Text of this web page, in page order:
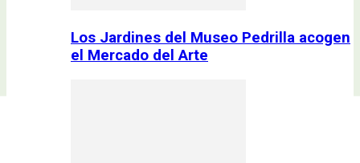
Los Jardines del Museo Pedrilla acogen
el Mercado del Arte